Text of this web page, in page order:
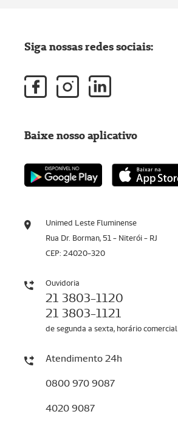
Unimed Leste Fluminense
Rua Dr. Borman, 51 - Niterói - RJ
CEP: 24020-320
Ouvidoria
21 3803-1120
21 3803-1121
de segunda a sexta, horário comercial
Atendimento 24h
0800 970 9087
4020 9087
Siga nossas redes sociais:
Baixe nosso aplicativo